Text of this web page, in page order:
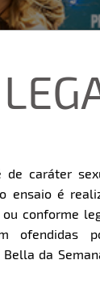
de caráter
ensaio é
conforme
ofendidas
da